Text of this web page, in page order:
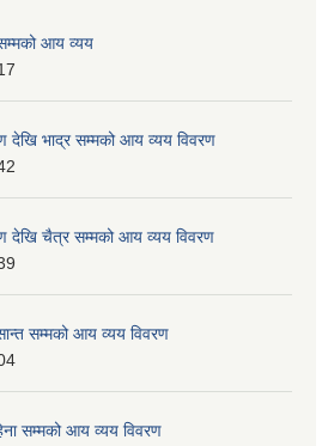
आय व्यय
भाद्र सम्मको आय व्यय विवरण
चैत्र सम्मको आय व्यय विवरण
सम्मको आय व्यय विवरण
सम्मको आय व्यय विवरण